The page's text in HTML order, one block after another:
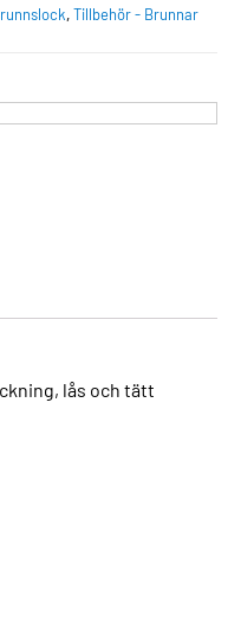
,Tillbehör - Brunnar
lås och tätt